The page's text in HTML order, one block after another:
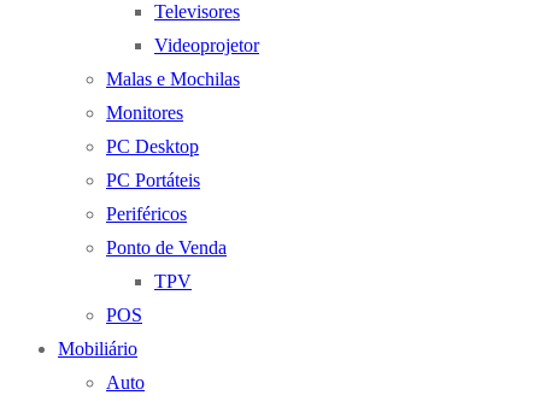
Televisores
Videoprojetor
Malas e Mochilas
Monitores
PC Desktop
PC Portáteis
Periféricos
Ponto de Venda
TPV
POS
Mobiliário
Auto